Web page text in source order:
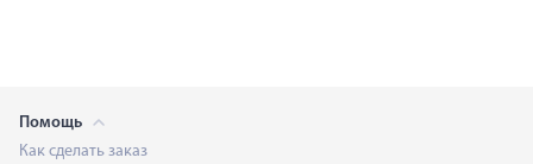
Помощь
Как сделать заказ